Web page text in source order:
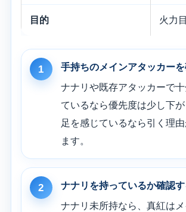
目的 火力
1 手持ちのメインアタッカー
ナナリや既存アタッカーで
ているなら優先度は少し下
足を感じているなら引く理
ます。
2 ナナリを持っているか確認す
ナナリ未所持なら、真紅は